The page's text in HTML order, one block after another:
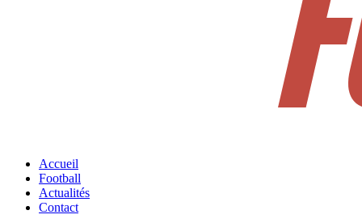
Accueil
Football
Actualités
Contact